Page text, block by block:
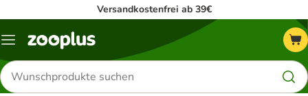
Versandkostenfrei ab 39€
Menü
Produkte
suchen